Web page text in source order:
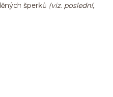
šperků (viz. poslední,